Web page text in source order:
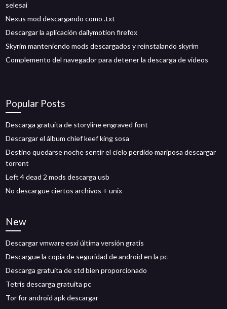
selesai
Nexus mod descargando como .txt
Descargar la aplicación dailymotion firefox
Skyrim manteniendo mods descargados y reinstalando skyrim
Complemento del navegador para detener la descarga de videos
Popular Posts
Descarga gratuita de storyline engraved font
Descargar el álbum chief keef king sosa
Destino quedarse noche sentir el cielo perdido mariposa descargar
torrent
Left 4 dead 2 mods descarga usb
No descargue ciertos archivos + unix
New
Descargar vmware esxi última versión gratis
Descargue la copia de seguridad de android en la pc
Descarga gratuita de std bien proporcionado
Tetris descarga gratuita pc
Tor for android apk descargar